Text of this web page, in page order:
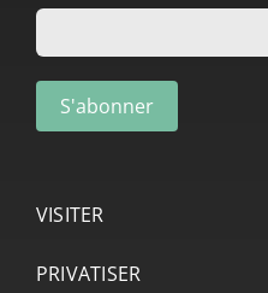
VISITER
PRIVATISER